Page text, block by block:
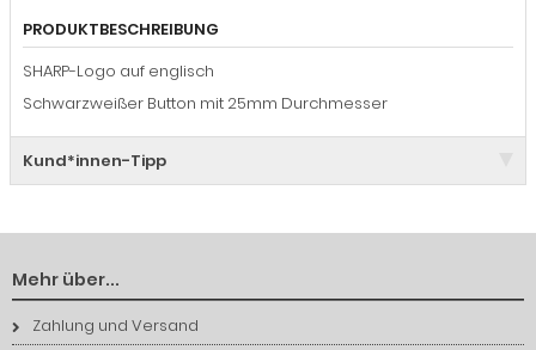
PRODUKTBESCHREIBUNG
SHARP-Logo auf englisch
Schwarzweißer Button mit 25mm Durchmesser
Kund*innen-Tipp
Mehr über...
Zahlung und Versand